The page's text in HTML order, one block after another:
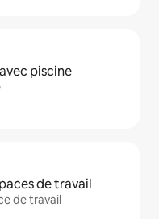
piscine
de travail
de travail